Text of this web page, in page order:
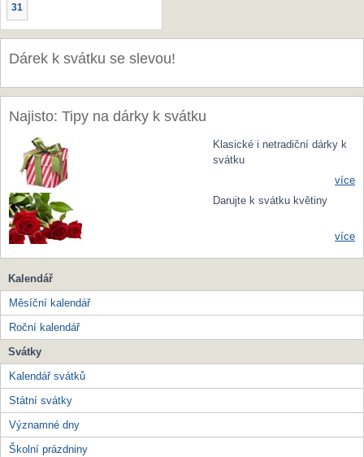
31
Dárek k svátku se slevou!
Najisto: Tipy na dárky k svátku
Klasické i netradiční dárky k
svátku
více
Darujte k svátku květiny
více
Kalendář
Měsíční kalendář
Roční kalendář
Svátky
Kalendář svátků
Státní svátky
Významné dny
Školní prázdniny